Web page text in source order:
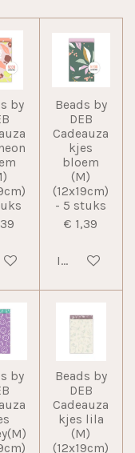
by
Beads by
DEB
Cadeauza
kjes
bloem
(M)
(12x19cm)
- 5 stuks
€ 1,39
In
by
Beads by
DEB
Cadeauza
kjes lila
(M)
(12x19cm)